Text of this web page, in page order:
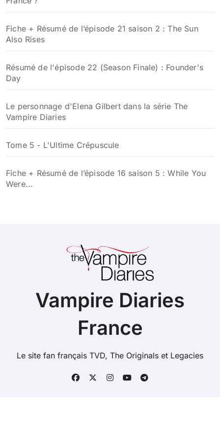
Fiche + Résumé de l’épisode 21 saison 2 : The Sun
Also Rises
Résumé de l'épisode 22 (Season Finale) : Founder's
Day
Le personnage d'Elena Gilbert dans la série The
Vampire Diaries
Tome 5 - L'Ultime Crépuscule
Fiche + Résumé de l’épisode 16 saison 5 : While You
Were...
Vampire Diaries
France
Le site fan français TVD, The Originals et Legacies